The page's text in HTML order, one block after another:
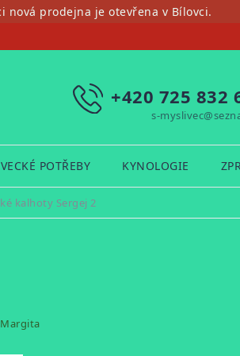
nová prodejna je otevřena v Bílovci.
+420 725 832
s-
POTŘEBY KYNOLOGIE
kalhoty Sergej 2
Margita